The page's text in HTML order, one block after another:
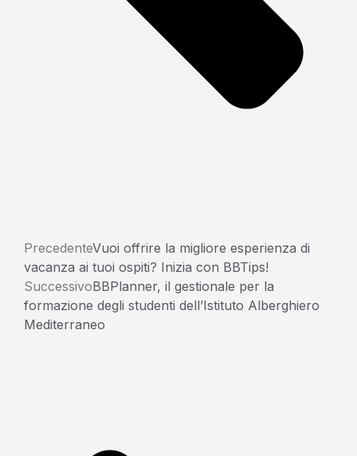
PrecedenteVuoi offrire la migliore esperienza di
vacanza ai tuoi ospiti? Inizia con BBTips!
SuccessivoBBPlanner, il gestionale per la
formazione degli studenti dell’Istituto Alberghiero
Mediterraneo